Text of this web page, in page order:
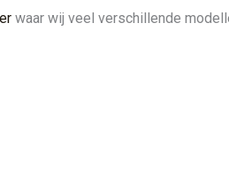
waar wij veel verschillende